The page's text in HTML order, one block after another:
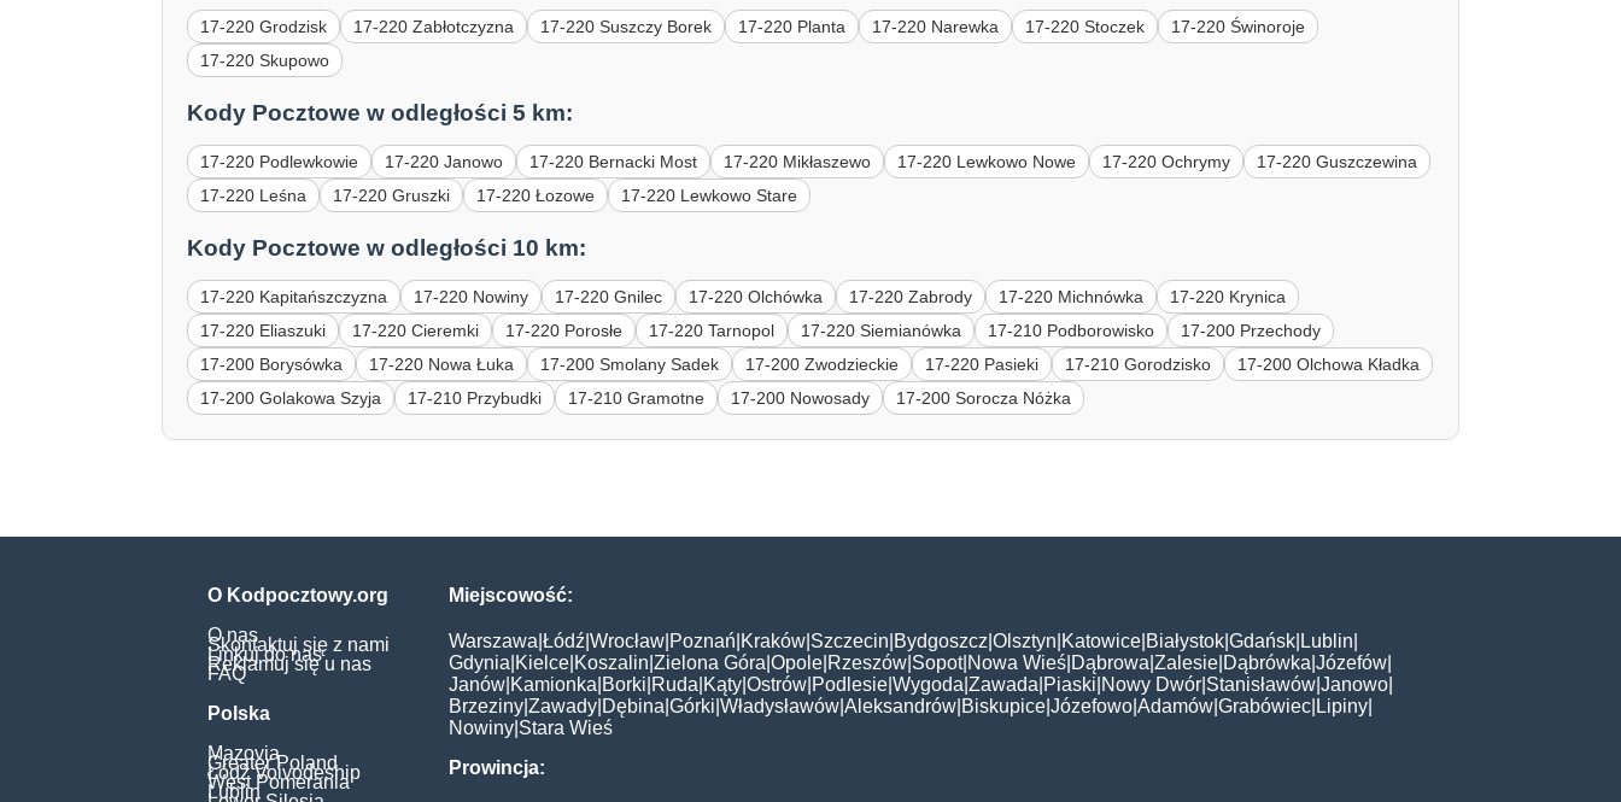
17-220 Grodzisk 17-220 Zabłotczyzna 17-220 Suszczy Borek 17-220 Planta 17-220 Narewka 17-220 Stoczek
17-220 Świnoroje
17-220 Skupowo
Kody Pocztowe w odległości 5 km:
17-220 Podlewkowie 17-220 Janowo 17-220 Bernacki Most 17-220 Mikłaszewo 17-220 Lewkowo Nowe 17-220 Ochrymy
17-220 Guszczewina
17-220 Leśna
17-220 Gruszki 17-220 Łozowe 17-220 Lewkowo Stare
Kody Pocztowe w odległości 10 km:
17-220 Kapitańszczyzna 17-220 Nowiny 17-220 Gnilec 17-220 Olchówka 17-220 Zabrody 17-220 Michnówka
17-220 Krynica
17-220 Eliaszuki
17-220 Cieremki 17-220 Porosłe 17-220 Tarnopol 17-220 Siemianówka 17-210 Podborowisko
17-200 Przechody
17-200 Borysówka
17-220 Nowa Łuka 17-200 Smolany Sadek 17-200 Zwodzieckie 17-220 Pasieki 17-210 Gorodzisko
17-200 Olchowa Kładka
17-200 Golakowa Szyja
17-210 Przybudki 17-210 Gramotne 17-200 Nowosady 17-200 Sorocza Nóżka
O Kodpocztowy.org
O nas
Skontaktuj się z nami
Linkuj do nas
Reklamuj się u nas
FAQ
Polska
Mazovia
Greater Poland
Łódź Voivodeship
West Pomerania
Lublin
Miejscowość:
Warszawa Łódź Wrocław Poznań Kraków Szczecin Bydgoszcz Olsztyn Katowice Białystok Gdańsk Lublin
Gdynia Kielce Koszalin Zielona Góra Opole Rzeszów Sopot| Nowa Wieś Dąbrowa Zalesie Dąbrówka Józefów
Janów Kamionka Borki Ruda Kąty Ostrów Podlesie Wygoda Zawada Piaski Nowy Dwór Stanisławów Janowo
Brzeziny Zawady Dębina Górki Władysławów Aleksandrów Biskupice Józefowo Adamów Grabówiec Lipiny
Nowiny Stara Wieś
Prowincja: